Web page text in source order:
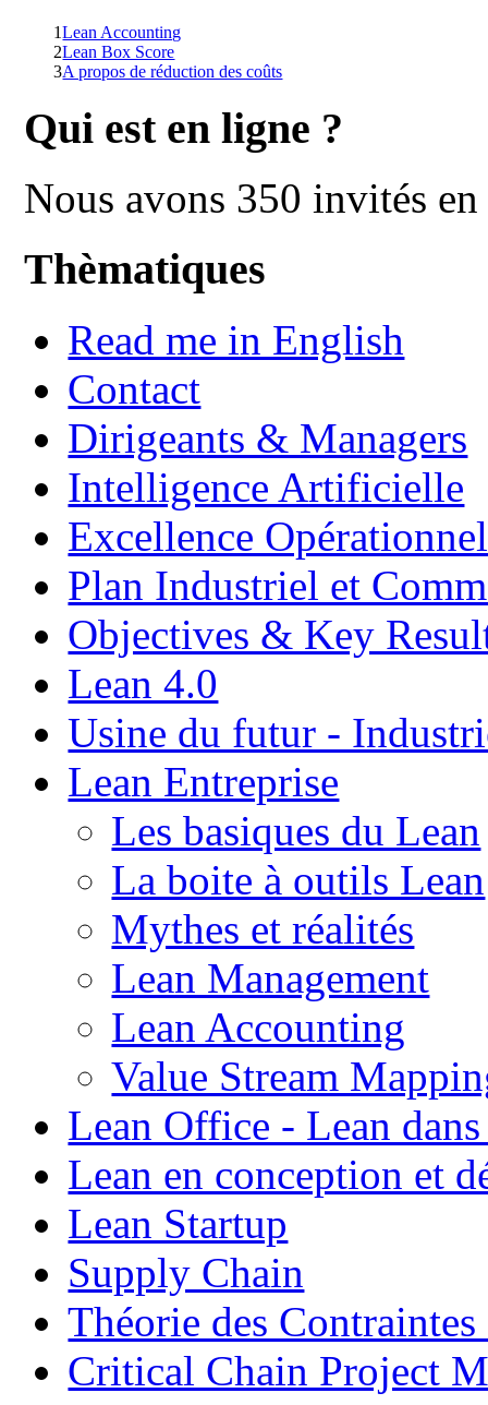
1Lean Accounting
2Lean Box Score
3A propos de réduction des coûts
Qui est en ligne ?
Nous avons 350 invités
Thèmatiques
Read me in English
Contact
Dirigeants & Managers
Intelligence Artificielle
Excellence
Plan Industriel et
Objectives & Key
Lean 4.0
Usine du futur -
Lean Entreprise
Les basiques du Lean
La boite à outils Lean
Mythes et réalités
Lean Management
Lean Accounting
Value Stream
Lean Office - Lean
Lean en conception et
Lean Startup
Supply Chain
Théorie des
Critical Chain Project